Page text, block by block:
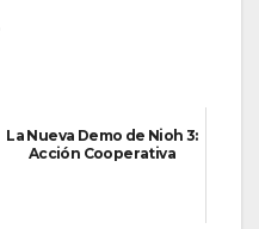
La Nueva Demo de Nioh 3:
Acción Cooperativa